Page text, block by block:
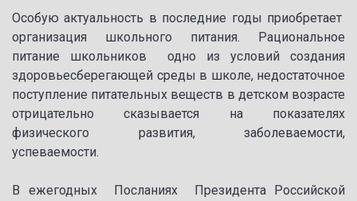
Особую актуальность в последние годы приобретает
организация школьного питания. Рациональное
питание школьников одно из условий создания
здоровьесберегающей среды в школе, недостаточное
поступление питательных веществ в детском возрасте
отрицательно сказывается на показателях
физического развития, заболеваемости,
успеваемости.
В ежегодных Посланиях Президента Российской